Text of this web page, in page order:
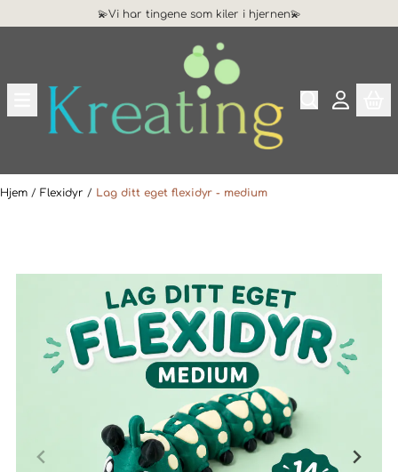
Hopp til innhold💫Vi har tingene som kiler i hjernen💫
Hjem / Flexidyr / Lag ditt eget flexidyr - medium